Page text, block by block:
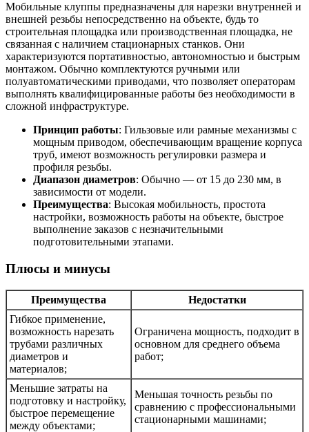
Мобильные клуппы предназначены для нарезки внутренней и
внешней резьбы непосредственно на объекте, будь то
строительная площадка или производственная площадка, не
связанная с наличием стационарных станков. Они
характеризуются портативностью, автономностью и быстрым
монтажом. Обычно комплектуются ручными или
полуавтоматическими приводами, что позволяет операторам
выполнять квалифицированные работы без необходимости в
сложной инфраструктуре.
Принцип работы: Гильзовые или рамные механизмы с
мощным приводом, обеспечивающим вращение корпуса
труб, имеют возможность регулировки размера и
профиля резьбы.
Диапазон диаметров: Обычно — от 15 до 230 мм, в
зависимости от модели.
Преимущества: Высокая мобильность, простота
настройки, возможность работы на объекте, быстрое
выполнение заказов с незначительными
подготовительными этапами.
Плюсы и минусы
Преимущества
Недостатки
Гибкое применение,
возможность нарезать
трубами различных
диаметров и
материалов;
Ограничена мощность, подходит в
основном для среднего объема
работ;
Меньшие затраты на
подготовку и настройку,
быстрое перемещение
между объектами;
Меньшая точность резьбы по
сравнению с профессиональными
стационарными машинами;